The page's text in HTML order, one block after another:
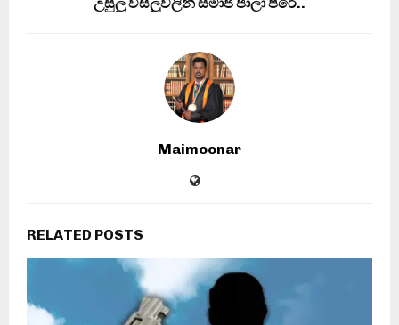
Maimoonar
RELATED POSTS